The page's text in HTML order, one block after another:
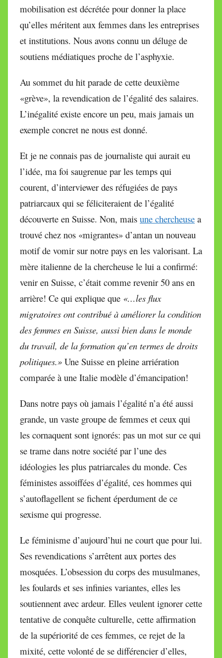
mobilisation est décrétée pour donner la place
qu’elles méritent aux femmes dans les entreprises
et institutions. Nous avons connu un déluge de
soutiens médiatiques proche de l’asphyxie.
Au sommet du hit parade de cette deuxième
«grève», la revendication de l’égalité des salaires.
L’inégalité existe encore un peu, mais jamais un
exemple concret ne nous est donné.
Et je ne connais pas de journaliste qui aurait eu
l’idée, ma foi saugrenue par les temps qui
courent, d’interviewer des réfugiées de pays
patriarcaux qui se féliciteraient de l’égalité
découverte en Suisse. Non, mais une chercheuse a
trouvé chez nos «migrantes» d’antan un nouveau
motif de vomir sur notre pays en les valorisant. La
mère italienne de la chercheuse le lui a confirmé:
venir en Suisse, c’était comme revenir 50 ans en
arrière! Ce qui explique que «…les flux
migratoires ont contribué à améliorer la condition
des femmes en Suisse, aussi bien dans le monde
du travail, de la formation qu’en termes de droits
politiques.» Une Suisse en pleine arriération
comparée à une Italie modèle d’émancipation!
Dans notre pays où jamais l’égalité n’a été aussi
grande, un vaste groupe de femmes et ceux qui
les cornaquent sont ignorés: pas un mot sur ce qui
se trame dans notre société par l’une des
idéologies les plus patriarcales du monde. Ces
féministes assoiffées d’égalité, ces hommes qui
s’autoflagellent se fichent éperdument de ce
sexisme qui progresse.
Le féminisme d’aujourd’hui ne court que pour lui.
Ses revendications s’arrêtent aux portes des
mosquées. L’obsession du corps des musulmanes,
les foulards et ses infinies variantes, elles les
soutiennent avec ardeur. Elles veulent ignorer cette
tentative de conquête culturelle, cette affirmation
de la supériorité de ces femmes, ce rejet de la
mixité, cette volonté de se différencier d’elles,